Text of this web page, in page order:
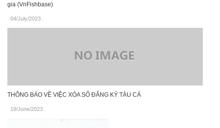
gia (VnFishbase)
04/July/2023
THÔNG BÁO VỀ VIỆC XÓA SỐ ĐĂNG KÝ TÀU CÁ
19/June/2023